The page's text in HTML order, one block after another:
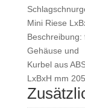
Mini Riese
Gehäuse und
Kurbel aus
LxBxH mm